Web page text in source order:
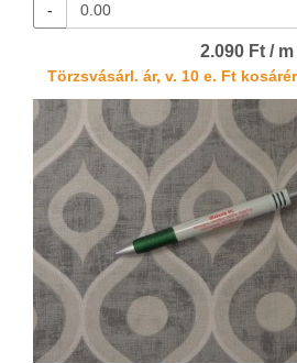
-
2.090 Ft / m
Törzsvásárl. ár, v. 10 e. Ft